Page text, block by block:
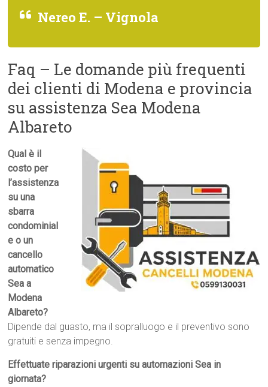
Nereo E. – Vignola
Faq – Le domande più frequenti
dei clienti di Modena e provincia
su assistenza Sea Modena
Albareto
Qual è il
costo per
l’assistenza
su una
sbarra
condominial
e o un
cancello
automatico
Sea a
Modena
Albareto?
Dipende dal guasto, ma il sopralluogo e il preventivo sono
gratuiti e senza impegno.
Effettuate riparazioni urgenti su automazioni Sea in
giornata?